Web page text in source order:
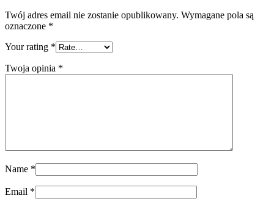
Twój adres email nie zostanie opublikowany. Wymagane pola są
oznaczone *
Your rating *
Twoja opinia *
Name *
Email *